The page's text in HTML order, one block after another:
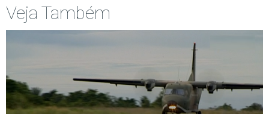
Veja Também